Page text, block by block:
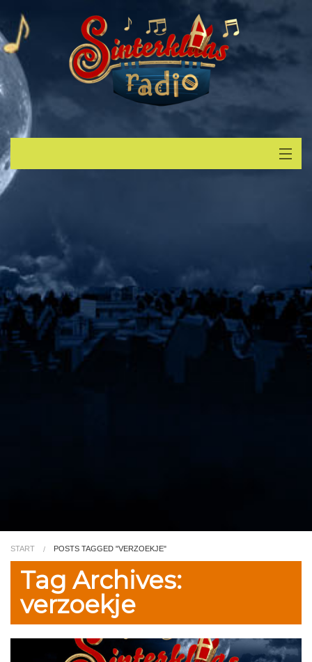
Verzoek
Video
Kleurplaat
START POSTS TAGGED "VERZOEKJE"
Tag Archives:
verzoekje